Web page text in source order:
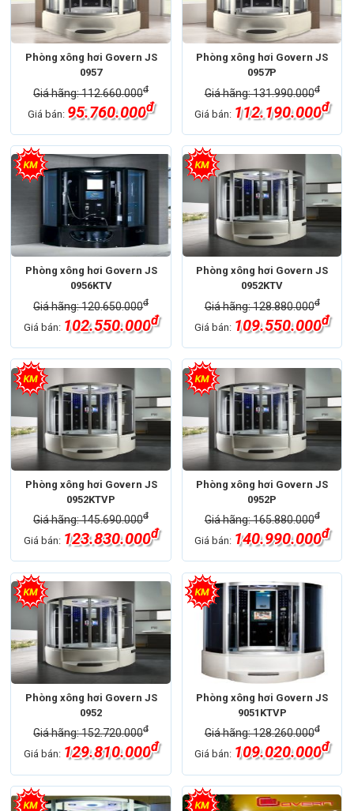
Phòng xông hơi Govern JS
0957
Giá hãng: 112.660.000đ
Giá bán: 95.760.000đ
Phòng xông hơi Govern JS
0957P
Giá hãng: 131.990.000đ
Giá bán: 112.190.000đ
Phòng xông hơi Govern JS
0956KTV
Giá hãng: 120.650.000đ
Giá bán: 102.550.000đ
Phòng xông hơi Govern JS
0952KTV
Giá hãng: 128.880.000đ
Giá bán: 109.550.000đ
Phòng xông hơi Govern JS
0952KTVP
Giá hãng: 145.690.000đ
Giá bán: 123.830.000đ
Phòng xông hơi Govern JS
0952P
Giá hãng: 165.880.000đ
Giá bán: 140.990.000đ
Phòng xông hơi Govern JS
0952
Giá hãng: 152.720.000đ
Giá bán: 129.810.000đ
Phòng xông hơi Govern JS
9051KTVP
Giá hãng: 128.260.000đ
Giá bán: 109.020.000đ